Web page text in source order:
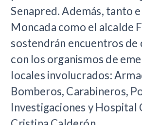
Senapred. Además, tanto
Moncada como el alcalde
sostendrán encuentros de
con los organismos de
locales involucrados:
Bomberos, Carabineros,
Investigaciones y Hospital